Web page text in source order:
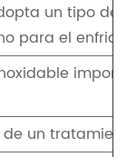
un tipo
para el
de un